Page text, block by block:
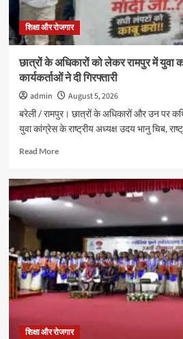
छात्रों
ने
दिखाई
शिक्षा और रोजगार
छात्रों के अधिकारों को लेकर रामपुर में युवा
कार्यकर्ताओं ने दी गिरफ्तारी
admin
August 5, 2026
बरेली / रामपुर। छात्रों के अधिकारों और उन पर
युवा कांग्रेस के राष्ट्रीय अध्यक्ष उदय भानु चिब,
Read MoreRead
छात्रों
के
अधिकारों
को
रामपुर
में
युवा
कांग्रेस
कई
शिक्षा और रोजगार